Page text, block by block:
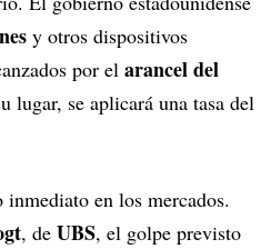
y otros dispositivos
por el arancel del
lugar, se aplicará una tasa del
en los mercados.
, de UBS, el golpe previsto